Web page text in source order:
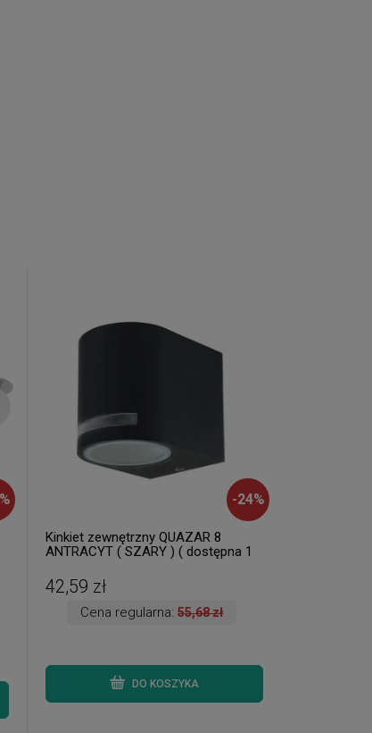
-24%
Kinkiet zewnętrzny QUAZAR 8
ANTRACYT ( SZARY ) ( dostępna 1
42,59 zł
Cena regularna:55,68 zł
DO KOSZYKA